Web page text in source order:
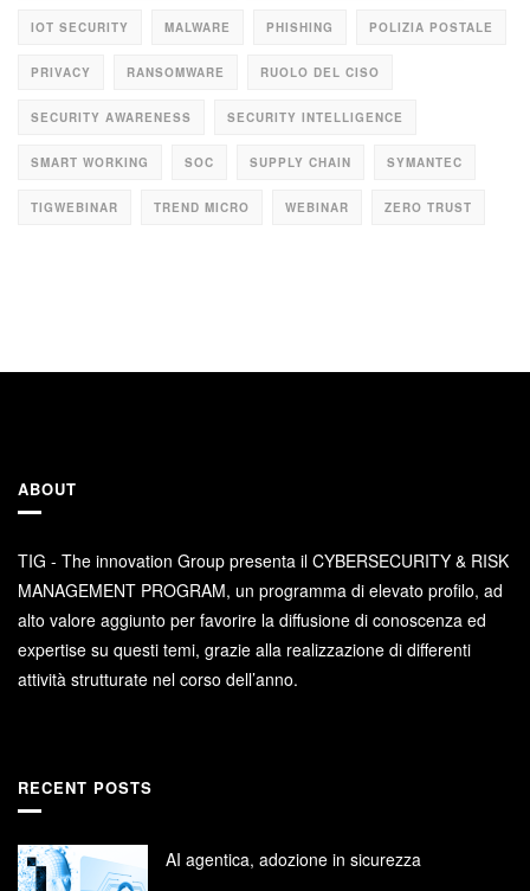
IOT SECURITY MALWARE PHISHING POLIZIA POSTALE
PRIVACY RANSOMWARE RUOLO DEL CISO
SECURITY AWARENESS SECURITY INTELLIGENCE
SMART WORKING SOC SUPPLY CHAIN SYMANTEC
TIGWEBINAR TREND MICRO WEBINAR ZERO TRUST
ABOUT
TIG - The innovation Group presenta il CYBERSECURITY & RISK
MANAGEMENT PROGRAM, un programma di elevato profilo, ad
alto valore aggiunto per favorire la diffusione di conoscenza ed
expertise su questi temi, grazie alla realizzazione di differenti
attività strutturate nel corso dell’anno.
RECENT POSTS
AI agentica, adozione in sicurezza